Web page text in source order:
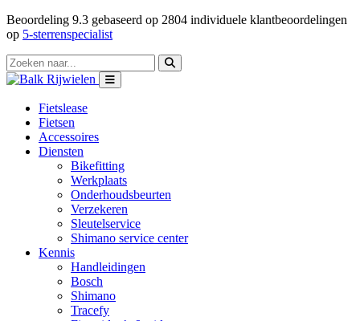
Beoordeling 9.3 gebaseerd op 2804 individuele klantbeoordelingen
op 5-sterrenspecialist
Fietslease
Fietsen
Accessoires
Diensten
Bikefitting
Werkplaats
Onderhoudsbeurten
Verzekeren
Sleutelservice
Shimano service center
Kennis
Handleidingen
Bosch
Shimano
Tracefy